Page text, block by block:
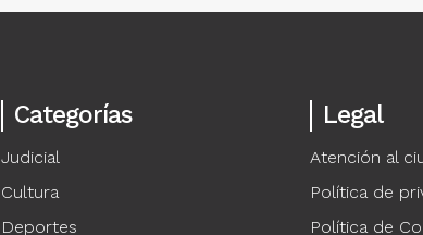
Categorías
Judicial
Cultura
Deportes
Legal
Atención al
Política de
Política de